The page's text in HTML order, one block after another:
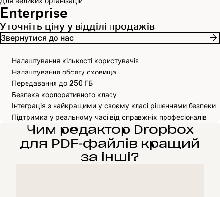
Enterprise
Уточніть ціну у відділі продажів
Звернутися до нас
Налаштування кількості користувачів
Налаштування обсягу сховища
Передавання до 250 ГБ
Безпека корпоративного класу
Інтеграція з найкращими у своєму класі рішеннями безпеки
Підтримка у реальному часі від справжніх професіоналів
Чим редактор Dropbox
для PDF‑файлів кращий
за інші?